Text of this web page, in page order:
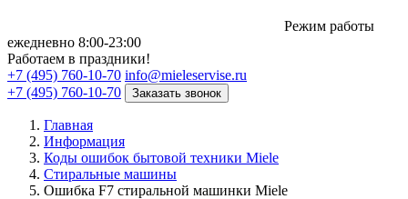
Режим работы
eжедневно 8:00-23:00
Работаем в праздники!
+7 (495) 760-10-70 info@mieleservise.ru
+7 (495) 760-10-70
Заказать звонок
Главная
Информация
Коды ошибок бытовой техники Miele
Стиральные машины
Ошибка F7 стиральной машинки Miele